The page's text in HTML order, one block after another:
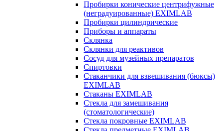
Пробирки конические центрифужные
(неградуированные) EXIMLAB
Пробирки цилиндрические
Приборы и аппараты
Склянка
Склянки для реактивов
Сосуд для музейных препаратов
Спиртовки
Стаканчики для взвешивания (бюксы)
EXIMLAB
Стаканы EXIMLAB
Стекла для замешивания
(стоматологические)
Стекла покровные EXIMLAB